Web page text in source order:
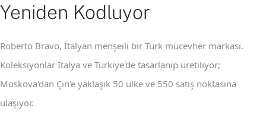
Yeniden Kodluyor
Roberto Bravo, İtalyan menşeili bir Türk mücevher markası.
Koleksiyonlar İtalya ve Türkiye'de tasarlanıp üretiliyor;
Moskova'dan Çin'e yaklaşık 50 ülke ve 550 satış noktasına
ulaşıyor.